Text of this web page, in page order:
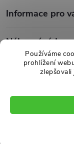
Používáme
prohlížení
Informace pro
Nákupní rádce
Novinky